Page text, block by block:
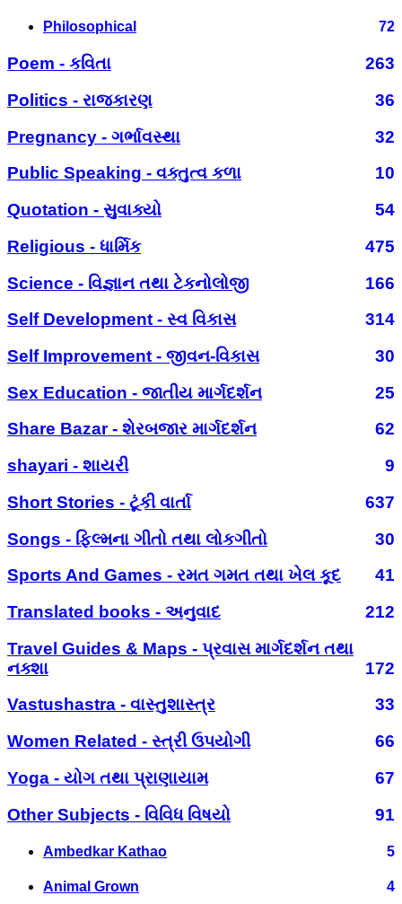
Philosophical 72
Poem - કવિતા
263
Politics - રાજકારણ
36
Pregnancy - ગર્ભાવસ્થા
32
Public Speaking - વક્તુત્વ કળા
10
Quotation - સુવાક્યો
54
Religious - ધાર્મિક
475
Science - વિજ્ઞાન તથા ટેકનોલોજી
166
Self Development - સ્વ વિકાસ
314
Self Improvement - જીવન-વિકાસ
30
Sex Education - જાતીય માર્ગદર્શન
25
Share Bazar - શેરબજાર માર્ગદર્શન
62
shayari - શાયરી
9
Short Stories - ટૂંકી વાર્તા
637
Songs - ફિલ્મના ગીતો તથા લોકગીતો
30
Sports And Games - રમત ગમત તથા ખેલ કૂદ
41
Translated books - અનુવાદ
212
Travel Guides & Maps - પ્રવાસ માર્ગદર્શન તથા
નક્શા
172
Vastushastra - વાસ્તુશાસ્ત્ર
33
Women Related - સ્ત્રી ઉપયોગી
66
Yoga - યોગ તથા પ્રાણાયામ
67
Other Subjects - વિવિધ વિષયો
91
Ambedkar Kathao 5
Animal Grown 4